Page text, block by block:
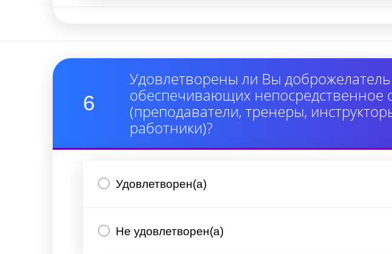
6
Удовлетворены ли Вы
обеспечивающих непосредственное
(преподаватели, тренеры,
работники)?
Удовлетворен(а)
Не удовлетворен(а)